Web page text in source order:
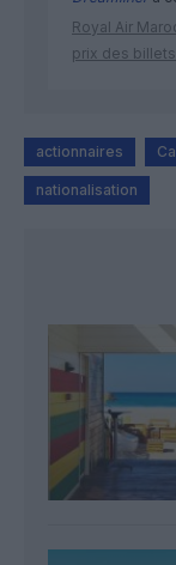
Royal Air
prix des
actionnaires
nationalisation